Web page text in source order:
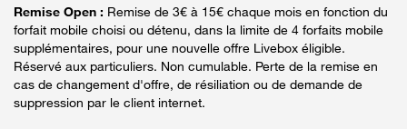
Remise Open : Remise de 3€ à 15€ chaque mois en fonction du
forfait mobile choisi ou détenu, dans la limite de 4 forfaits mobile
supplémentaires, pour une nouvelle offre Livebox éligible.
Réservé aux particuliers. Non cumulable. Perte de la remise en
cas de changement d'offre, de résiliation ou de demande de
suppression par le client internet.